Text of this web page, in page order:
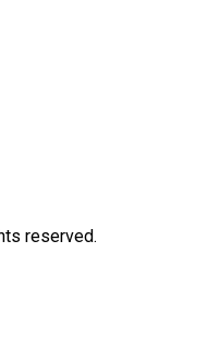
reserved.